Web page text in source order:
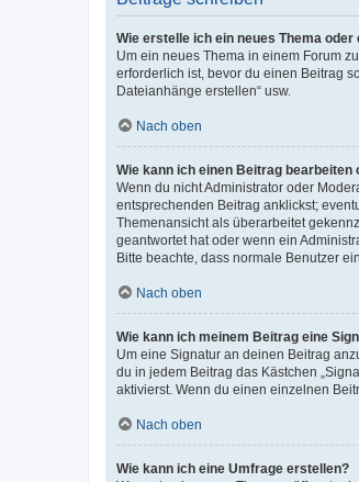
Wie erstelle ich ein neues Thema oder
Um ein neues Thema in einem Forum
erforderlich ist, bevor du einen Beitrag
Dateianhänge erstellen“ usw.
Nach oben
Wie kann ich einen Beitrag bearbeiten
Wenn du nicht Administrator oder
entsprechenden Beitrag anklickst;
Themenansicht als überarbeitet
geantwortet hat oder wenn ein
Bitte beachte, dass normale Benutzer
Nach oben
Wie kann ich meinem Beitrag eine
Um eine Signatur an deinen Beitrag
du in jedem Beitrag das Kästchen
aktivierst. Wenn du einen einzelnen
Nach oben
Wie kann ich eine Umfrage erstellen?